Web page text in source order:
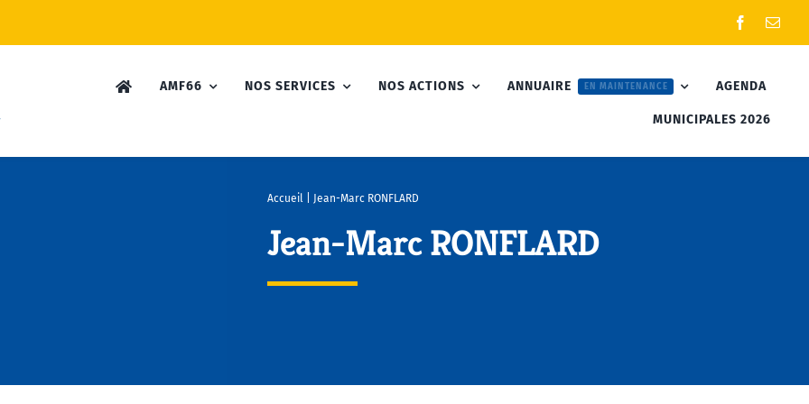
AMF66 NOS SERVICES NOS ACTIONS ANNUAIRE EN MAINTENANCE AGENDA
MUNICIPALES 2026
Accueil| Jean-Marc RONFLARD
Jean-Marc RONFLARD